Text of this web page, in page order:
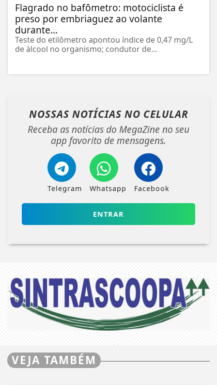
Flagrado no bafômetro: motociclista é
preso por embriaguez ao volante
durante...
Teste do etilômetro apontou índice de 0,47 mg/L
de álcool no organismo; condutor de...
NOSSAS NOTÍCIAS NO CELULAR
Receba as notícias do MegaZine no seu
app favorito de mensagens.
Telegram Whatsapp Facebook
ENTRAR
VEJA TAMBÉM